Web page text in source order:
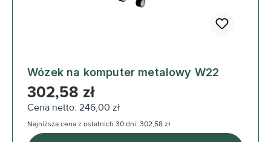
Wózek na komputer metalowy W22
Cena regularna:
302,58 zł
Cena netto: 246,00 zł
Najniższa cena z ostatnich 30 dni: 302,58 zł